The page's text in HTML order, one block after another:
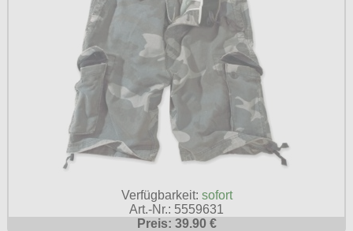
Verfügbarkeit: sofort
Art.-Nr.: 5559631
Preis: 39.90 €